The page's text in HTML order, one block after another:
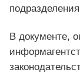
В документе,